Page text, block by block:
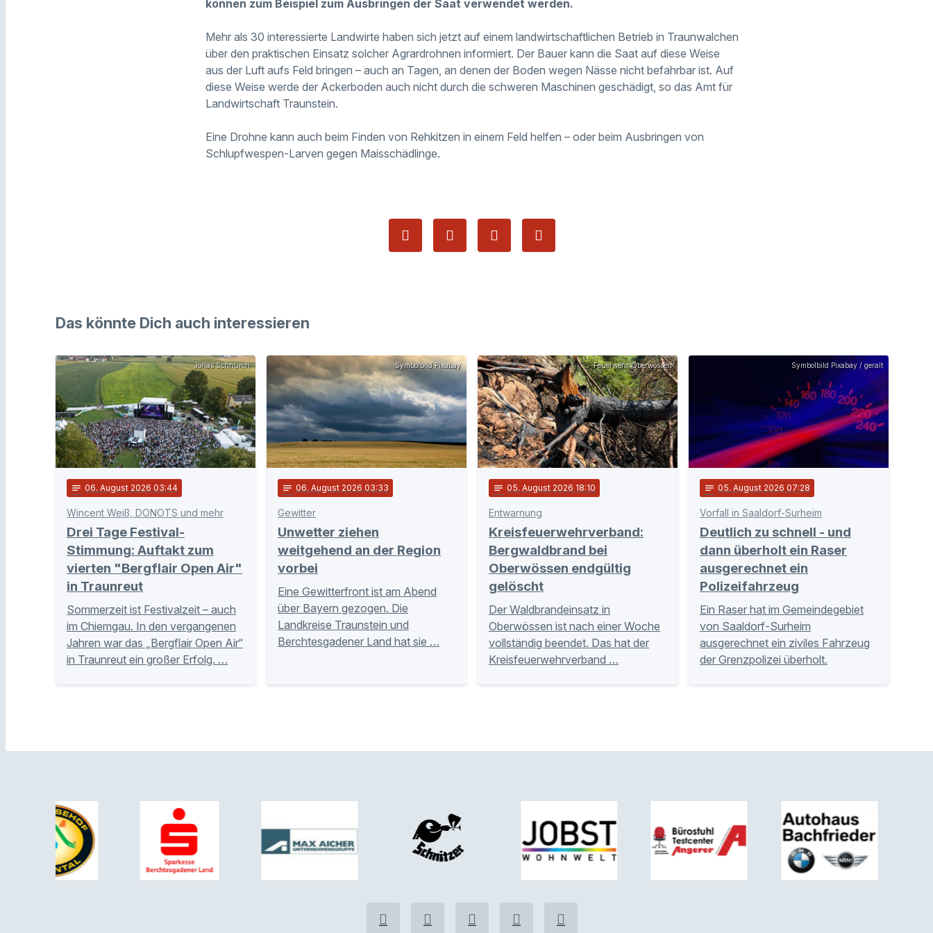
können zum Beispiel zum Ausbringen der Saat verwendet werden.
Mehr als 30 interessierte Landwirte haben sich jetzt auf einem landwirtschaftlichen Betrieb in Traunwalchen
über den praktischen Einsatz solcher Agrardrohnen informiert. Der Bauer kann die Saat auf diese Weise
aus der Luft aufs Feld bringen – auch an Tagen, an denen der Boden wegen Nässe nicht befahrbar ist. Auf
diese Weise werde der Ackerboden auch nicht durch die schweren Maschinen geschädigt, so das Amt für
Landwirtschaft Traunstein.
Eine Drohne kann auch beim Finden von Rehkitzen in einem Feld helfen – oder beim Ausbringen von
Schlupfwespen-Larven gegen Maisschädlinge.
Das könnte Dich auch interessieren
Jonas Schnürch
notes 06. August 2026 03:44
Wincent Weiß, DONOTS und mehr
Drei Tage Festival-
Stimmung: Auftakt zum
vierten "Bergflair Open Air"
in Traunreut
Sommerzeit ist Festivalzeit – auch
im Chiemgau. In den vergangenen
Jahren war das „Bergflair Open Air“
in Traunreut ein großer Erfolg. …
Symbolbild Pixabay
notes 06. August 2026 03:33
Gewitter
Unwetter ziehen
weitgehend an der Region
vorbei
Eine Gewitterfront ist am Abend
über Bayern gezogen. Die
Landkreise Traunstein und
Berchtesgadener Land hat sie …
Feuerwehr Oberwössen
notes 05. August 2026 18:10
Entwarnung
Kreisfeuerwehrverband:
Bergwaldbrand bei
Oberwössen endgültig
gelöscht
Der Waldbrandeinsatz in
Oberwössen ist nach einer Woche
vollständig beendet. Das hat der
Kreisfeuerwehrverband …
Symbolbild Pixabay / geralt
notes 05. August 2026 07:28
Vorfall in Saaldorf-Surheim
Deutlich zu schnell - und
dann überholt ein Raser
ausgerechnet ein
Polizeifahrzeug
Ein Raser hat im Gemeindegebiet
von Saaldorf-Surheim
ausgerechnet ein ziviles Fahrzeug
der Grenzpolizei überholt.